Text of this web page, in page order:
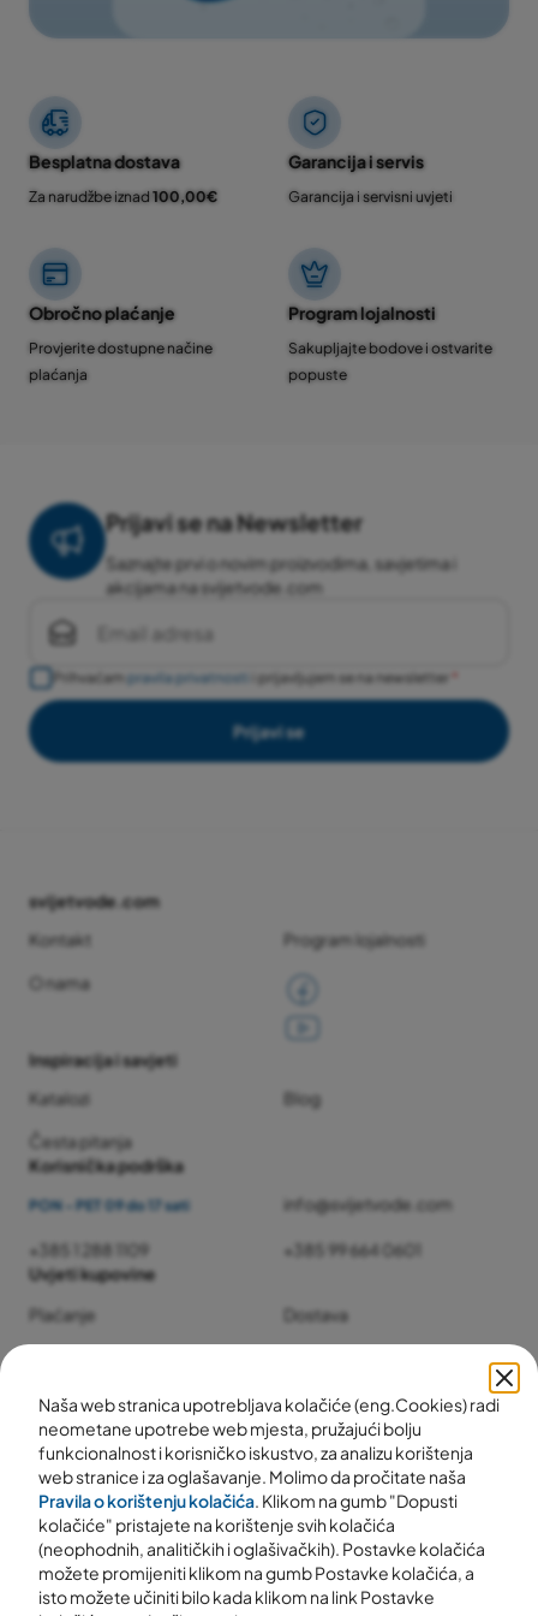
Naša web stranica upotrebljava kolačiće (eng.Cookies) radi
neometane upotrebe web mjesta, pružajući bolju
funkcionalnost i korisničko iskustvo, za analizu korištenja
web stranice i za oglašavanje. Molimo da pročitate naša
Pravila o korištenju kolačića. Klikom na gumb "Dopusti
kolačiće" pristajete na korištenje svih kolačića
(neophodnih, analitičkih i oglašivačkih). Postavke kolačića
možete promijeniti klikom na gumb Postavke kolačića, a
isto možete učiniti bilo kada klikom na link Postavke
Besplatna dostava
Za narudžbe iznad 100,00€
Garancija i servis
Garancija i servisni uvjeti
Obročno plaćanje
Provjerite dostupne načine
plaćanja
Program lojalnosti
Sakupljajte bodove i ostvarite
popuste
Prijavi se na Newsletter
Saznajte prvi o novim proizvodima, savjetima i
akcijama na svijetvode.com
Prihvaćam pravila privatnosti i prijavljujem se na newsletter
Prijavi se
svijetvode.com
Kontakt
Program lojalnosti
O nama
Inspiracija i savjeti
Katalozi
Blog
Česta pitanja
Korisnička podrška
PON - PET 09 do 17 sati info@svijetvode.com
+385 1 288 1109
+385 99 664 0601
Uvjeti kupovine
Plaćanje
Dostava